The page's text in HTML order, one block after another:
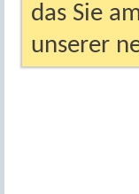
das Sie
unserer